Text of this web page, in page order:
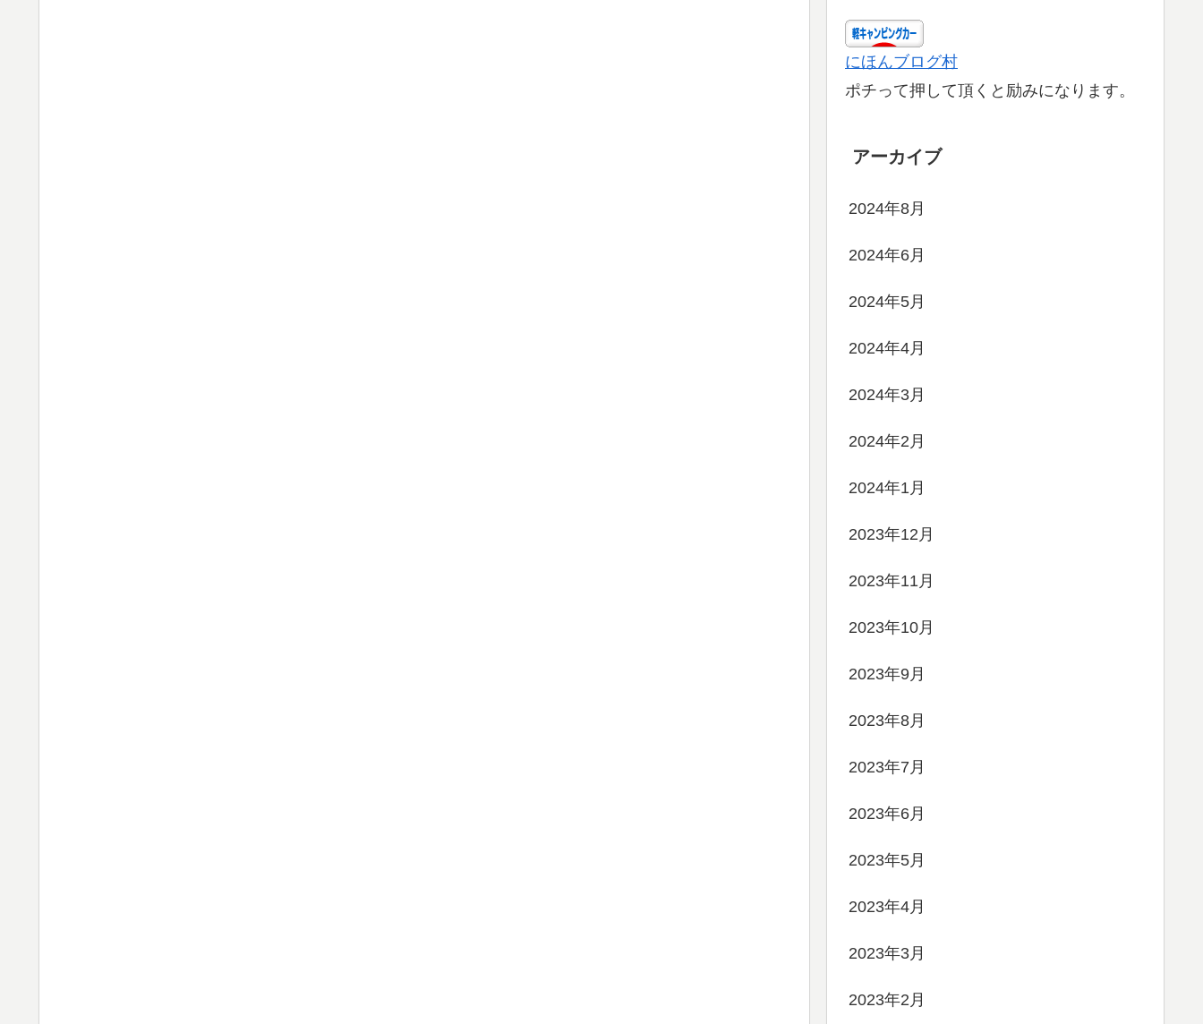
にほんブログ村
ポチって押して頂くと励みになります。
アーカイブ
2024年8月
2024年6月
2024年5月
2024年4月
2024年3月
2024年2月
2024年1月
2023年12月
2023年11月
2023年10月
2023年9月
2023年8月
2023年7月
2023年6月
2023年5月
2023年4月
2023年3月
2023年2月